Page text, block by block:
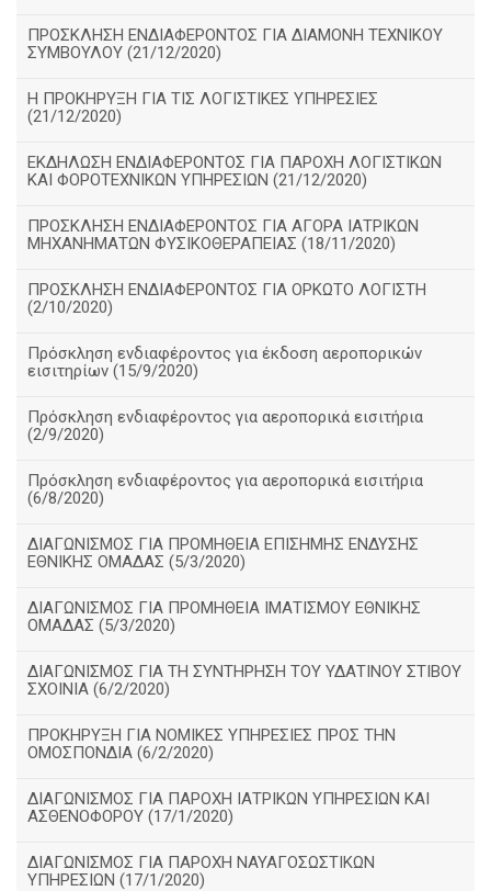
ΠΡΟΣΚΛΗΣΗ ΕΝΔΙΑΦΕΡΟΝΤΟΣ ΓΙΑ ΔΙΑΜΟΝΗ ΤΕΧΝΙΚΟΥ
ΣΥΜΒΟΥΛΟΥ (21/12/2020)
Η ΠΡΟΚΗΡΥΞΗ ΓΙΑ ΤΙΣ ΛΟΓΙΣΤΙΚΕΣ ΥΠΗΡΕΣΙΕΣ
(21/12/2020)
ΕΚΔΗΛΩΣΗ ΕΝΔΙΑΦΕΡΟΝΤΟΣ ΓΙΑ ΠΑΡΟΧΗ ΛΟΓΙΣΤΙΚΩΝ
ΚΑΙ ΦΟΡΟΤΕΧΝΙΚΩΝ ΥΠΗΡΕΣΙΩΝ (21/12/2020)
ΠΡΟΣΚΛΗΣΗ ΕΝΔΙΑΦΕΡΟΝΤΟΣ ΓΙΑ ΑΓΟΡΑ ΙΑΤΡΙΚΩΝ
ΜΗΧΑΝΗΜΑΤΩΝ ΦΥΣΙΚΟΘΕΡΑΠΕΙΑΣ (18/11/2020)
ΠΡΟΣΚΛΗΣΗ ΕΝΔΙΑΦΕΡΟΝΤΟΣ ΓΙΑ ΟΡΚΩΤΟ ΛΟΓΙΣΤΗ
(2/10/2020)
Πρόσκληση ενδιαφέροντος για έκδοση αεροπορικών
εισιτηρίων (15/9/2020)
Πρόσκληση ενδιαφέροντος για αεροπορικά εισιτήρια
(2/9/2020)
Πρόσκληση ενδιαφέροντος για αεροπορικά εισιτήρια
(6/8/2020)
ΔΙΑΓΩΝΙΣΜΟΣ ΓΙΑ ΠΡΟΜΗΘΕΙΑ ΕΠΙΣΗΜΗΣ ΕΝΔΥΣΗΣ
ΕΘΝΙΚΗΣ ΟΜΑΔΑΣ (5/3/2020)
ΔΙΑΓΩΝΙΣΜΟΣ ΓΙΑ ΠΡΟΜΗΘΕΙΑ ΙΜΑΤΙΣΜΟΥ ΕΘΝΙΚΗΣ
ΟΜΑΔΑΣ (5/3/2020)
ΔΙΑΓΩΝΙΣΜΟΣ ΓΙΑ ΤΗ ΣΥΝΤΗΡΗΣΗ ΤΟΥ ΥΔΑΤΙΝΟΥ ΣΤΙΒΟΥ
ΣΧΟΙΝΙΑ (6/2/2020)
ΠΡΟΚΗΡΥΞΗ ΓΙΑ ΝΟΜΙΚΕΣ ΥΠΗΡΕΣΙΕΣ ΠΡΟΣ ΤΗΝ
ΟΜΟΣΠΟΝΔΙΑ (6/2/2020)
ΔΙΑΓΩΝΙΣΜΟΣ ΓΙΑ ΠΑΡΟΧΗ ΙΑΤΡΙΚΩΝ ΥΠΗΡΕΣΙΩΝ ΚΑΙ
ΑΣΘΕΝΟΦΟΡΟΥ (17/1/2020)
ΔΙΑΓΩΝΙΣΜΟΣ ΓΙΑ ΠΑΡΟΧΗ ΝΑΥΑΓΟΣΩΣΤΙΚΩΝ
ΥΠΗΡΕΣΙΩΝ (17/1/2020)